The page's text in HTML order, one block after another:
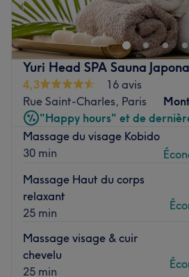
dans le 15ème arrondissement de
quartier Commerce et à deux pas
Michels.
Découvrez un très beau salon,
mobiliers et d'objets orientaux.
et sa sobriété apporte une touche
être. Très rapidement on se sent
prêt à savourer un délicieux
Vous êtes accueilli très
de masseuses professionnels,
prestigieuses écoles de Bangkok.
Détendez-vous et profitez de
Découvrez le traditionnel massage
Yuri Head SPA Sauna
4,3
16 avis
Rue Saint-Charles, Paris
"Happy hours" et de
Massage du visage Kobido
30 min
Massage Haut du corps
relaxant
25 min
Massage visage & cuir
chevelu
25 min